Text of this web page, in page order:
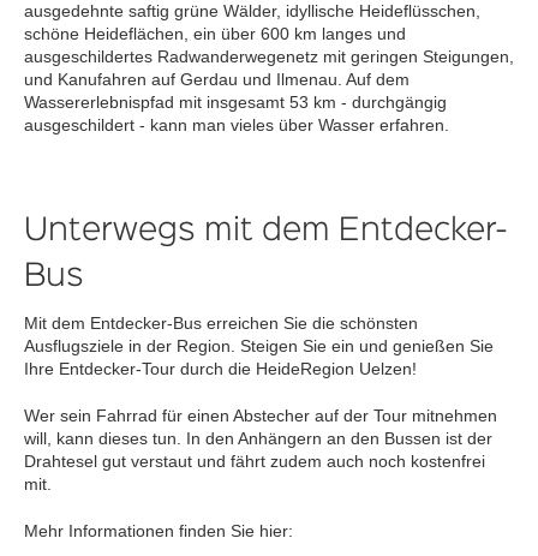
ausgedehnte saftig grüne Wälder, idyllische Heideflüsschen,
schöne Heideflächen, ein über 600 km langes und
ausgeschildertes Radwanderwegenetz mit geringen Steigungen,
und Kanufahren auf Gerdau und Ilmenau. Auf dem
Wassererlebnispfad mit insgesamt 53 km - durchgängig
ausgeschildert - kann man vieles über Wasser erfahren.
Unterwegs mit dem Entdecker-
Bus
Mit dem Entdecker-Bus erreichen Sie die schönsten
Ausflugsziele in der Region. Steigen Sie ein und genießen Sie
Ihre Entdecker-Tour durch die HeideRegion Uelzen!
Wer sein Fahrrad für einen Abstecher auf der Tour mitnehmen
will, kann dieses tun. In den Anhängern an den Bussen ist der
Drahtesel gut verstaut und fährt zudem auch noch kostenfrei
mit.
Mehr Informationen finden Sie hier: